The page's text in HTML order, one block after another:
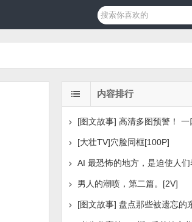
内容排行
[大壮TV]穴脸同框[100P]
AI 最恐怖的地方，是迫使人
男人的潮喷，第二篇。[2V]
[图文故事] 盘点那些被遗忘的